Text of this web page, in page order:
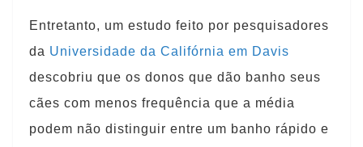
Entretanto, um estudo feito por pesquisadores
da Universidade da Califórnia em Davis
descobriu que os donos que dão banho seus
cães com menos frequência que a média
podem não distinguir entre um banho rápido e